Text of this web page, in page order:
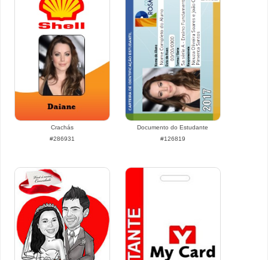
Crachás
#286931
Documento do Estudante
#126819